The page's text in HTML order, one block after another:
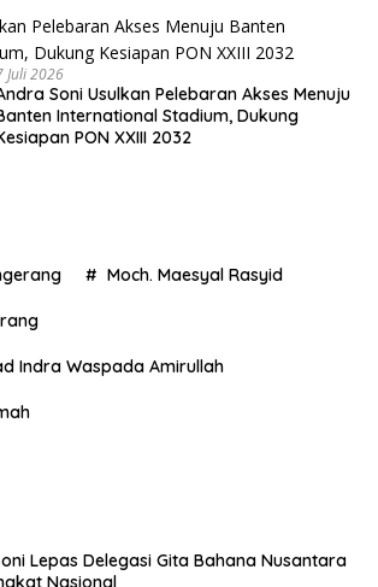
Juli 2026
Soni Usulkan Pelebaran Akses Menuju
International Stadium, Dukung
PON XXIII 2032
Moch. Maesyal Rasyid
Indra Waspada Amirullah
Lepas Delegasi Gita Bahana Nusantara
Nasional